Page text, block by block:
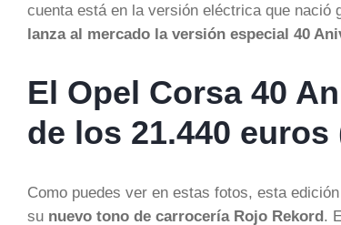
cuenta está en la versión eléctrica que nació
lanza al mercado la versión especial 40
El Opel Corsa 40
de los 21.440
Como puedes ver en estas fotos, esta
su nuevo tono de carrocería Rojo Rekord.